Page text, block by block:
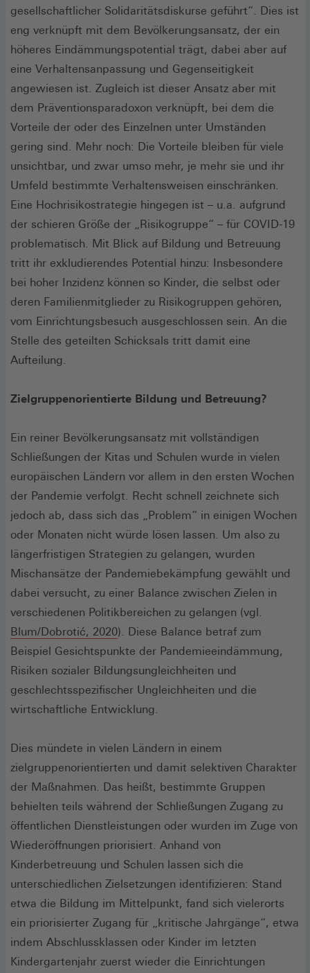
neuen
Fenster)
gesellschaftlicher Solidaritätsdiskurse geführt“. Dies ist
eng verknüpft mit dem Bevölkerungsansatz, der ein
höheres Eindämmungspotential trägt, dabei aber auf
eine Verhaltensanpassung und Gegenseitigkeit
angewiesen ist. Zugleich ist dieser Ansatz aber mit
dem Präventionsparadoxon verknüpft, bei dem die
Vorteile der oder des Einzelnen unter Umständen
gering sind. Mehr noch: Die Vorteile bleiben für viele
unsichtbar, und zwar umso mehr, je mehr sie und ihr
Umfeld bestimmte Verhaltensweisen einschränken.
Eine Hochrisikostrategie hingegen ist – u.a. aufgrund
der schieren Größe der „Risikogruppe“ – für COVID-19
problematisch. Mit Blick auf Bildung und Betreuung
tritt ihr exkludierendes Potential hinzu: Insbesondere
bei hoher Inzidenz können so Kinder, die selbst oder
deren Familienmitglieder zu Risikogruppen gehören,
vom Einrichtungsbesuch ausgeschlossen sein. An die
Stelle des geteilten Schicksals tritt damit eine
Aufteilung.
Zielgruppenorientierte Bildung und Betreuung?
Ein reiner Bevölkerungsansatz mit vollständigen
Schließungen der Kitas und Schulen wurde in vielen
europäischen Ländern vor allem in den ersten Wochen
der Pandemie verfolgt. Recht schnell zeichnete sich
jedoch ab, dass sich das „Problem“ in einigen Wochen
oder Monaten nicht würde lösen lassen. Um also zu
längerfristigen Strategien zu gelangen, wurden
Mischansätze der Pandemiebekämpfung gewählt und
dabei versucht, zu einer Balance zwischen Zielen in
verschiedenen Politikbereichen zu gelangen (vgl.
Blum/Dobrotić, 2020(Öffnet
in
einem
neuen
Fenster)
). Diese Balance betraf zum
Beispiel Gesichtspunkte der Pandemieeindämmung,
Risiken sozialer Bildungsungleichheiten und
geschlechtsspezifischer Ungleichheiten und die
wirtschaftliche Entwicklung.
Dies mündete in vielen Ländern in einem
zielgruppenorientierten und damit selektiven Charakter
der Maßnahmen. Das heißt, bestimmte Gruppen
behielten teils während der Schließungen Zugang zu
öffentlichen Dienstleistungen oder wurden im Zuge von
Wiederöffnungen priorisiert. Anhand von
Kinderbetreuung und Schulen lassen sich die
unterschiedlichen Zielsetzungen identifizieren: Stand
etwa die Bildung im Mittelpunkt, fand sich vielerorts
ein priorisierter Zugang für „kritische Jahrgänge“, etwa
indem Abschlussklassen oder Kinder im letzten
Kindergartenjahr zuerst wieder die Einrichtungen